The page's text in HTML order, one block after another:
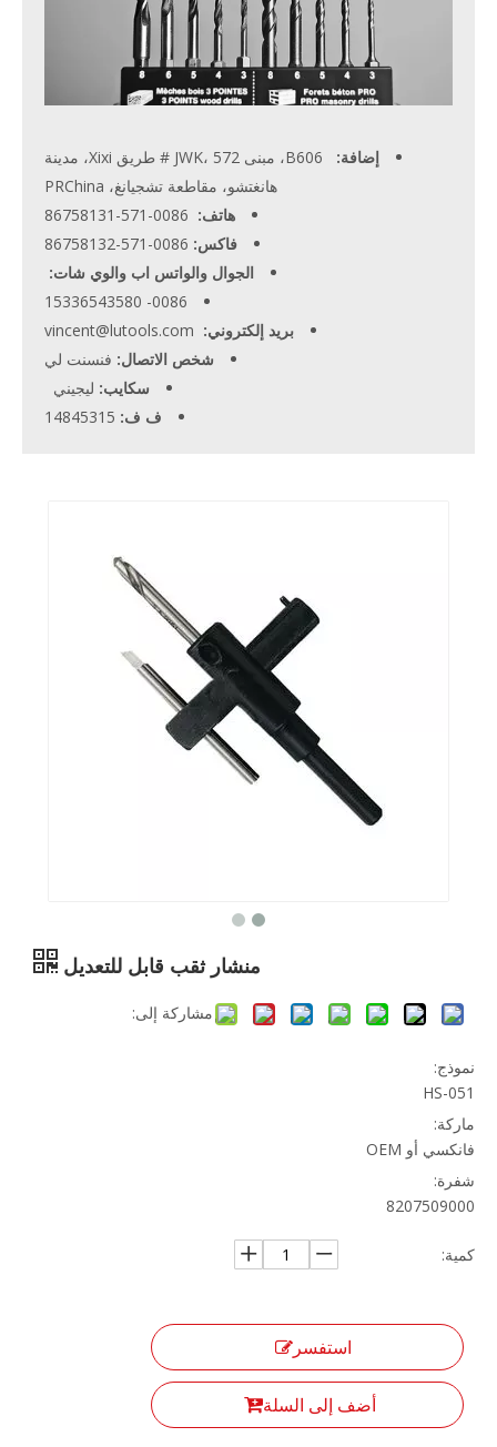
إضافة:
B606، مبنى JWK، 572 # طريق Xixi، مدينة
هانغتشو، مقاطعة تشجيانغ، PRChina
هاتف:
فاكس: 0086-571-86758132
الجوال والواتس اب والوي شات:
0086- 15336543580
بريد إلكتروني: vincent@lutools.com
شخص الاتصال: فنسنت لي
سكايب: ليجيني
ف ف:
منشار ثقب قابل للتعديل
مشاركة إلى:
نموذج:
HS-051
ماركة:
فانكسي أو OEM
شفرة:
8207509000
كمية:
استفسر
أضف إلى السلة